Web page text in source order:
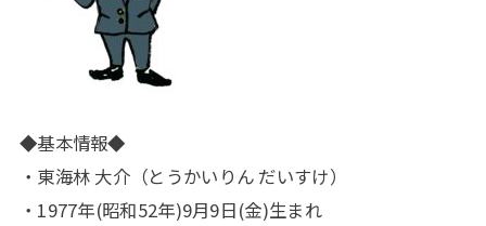
◆基本情報◆
・東海林 大介（とうかいりん だいすけ）
・1977年(昭和52年)9月9日(金)生まれ